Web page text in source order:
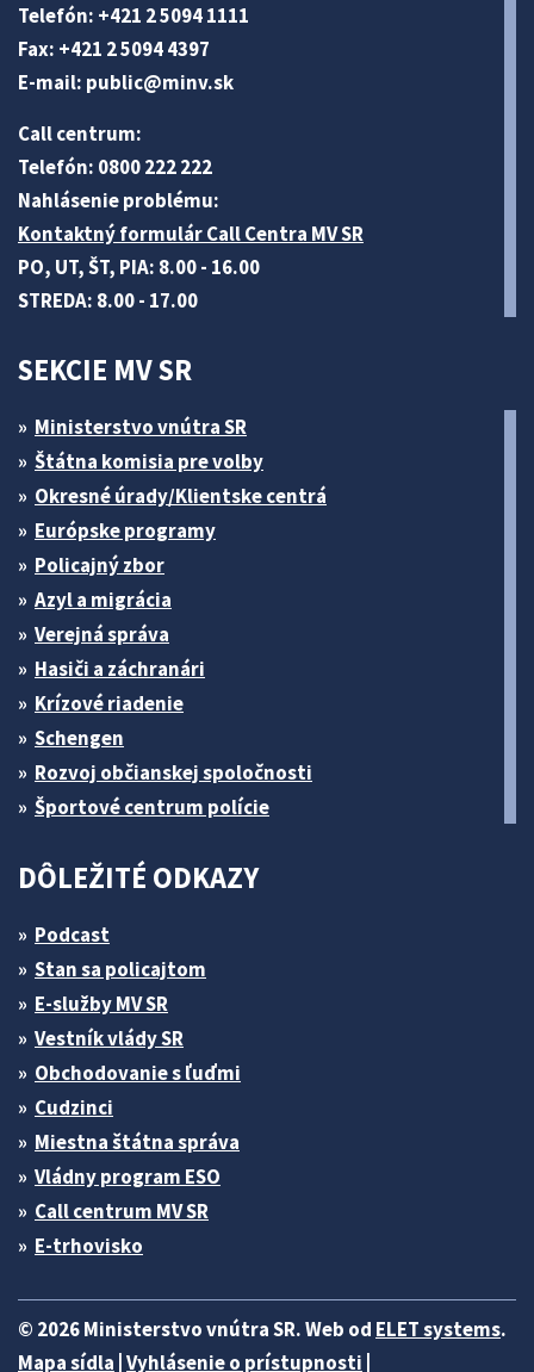
Telefón: +421 2 5094 1111
Fax: +421 2 5094 4397
E-mail: public@minv.sk
Call centrum:
Telefón: 0800 222 222
Nahlásenie problému:
Kontaktný formulár Call Centra MV SR
PO, UT, ŠT, PIA: 8.00 - 16.00
STREDA: 8.00 - 17.00
SEKCIE MV SR
Ministerstvo vnútra SR
Štátna komisia pre volby
Okresné úrady/Klientske centrá
Európske programy
Policajný zbor
Azyl a migrácia
Verejná správa
Hasiči a záchranári
Krízové riadenie
Schengen
Rozvoj občianskej spoločnosti
Športové centrum polície
DÔLEŽITÉ ODKAZY
Podcast
Stan sa policajtom
E-služby MV SR
Vestník vlády SR
Obchodovanie s ľuďmi
Cudzinci
Miestna štátna správa
Vládny program ESO
Call centrum MV SR
E-trhovisko
© 2026 Ministerstvo vnútra SR. Web od ELET systems.
Mapa sídla |Vyhlásenie o prístupnosti |